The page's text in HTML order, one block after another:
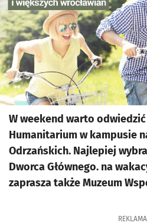
W weekend warto
Humanitarium w kampusie
Odrzańskich. Najlepiej
Dworca Głównego. na
zaprasza także Muzeum
REKLAMA